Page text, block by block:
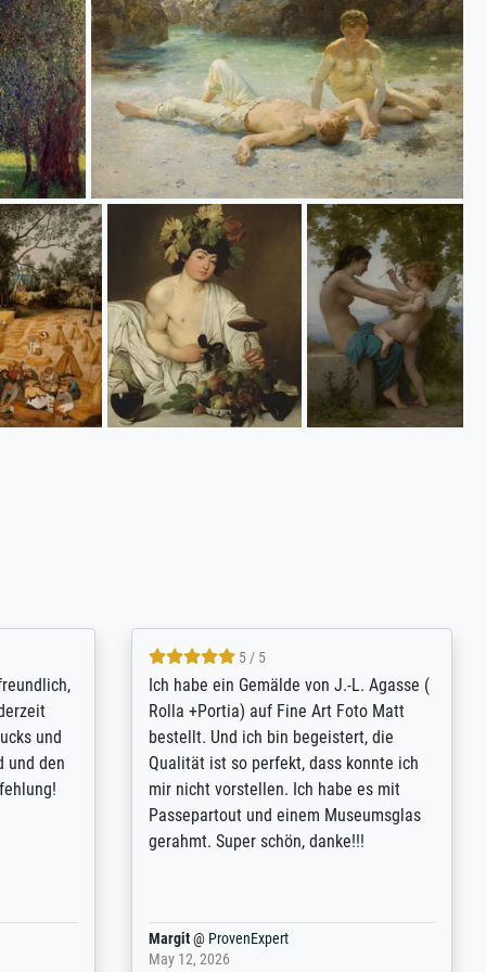
is
go-to
on -
4.8 / 5
Qualité absolument irréprochable.
Extraordinaire diversité des thèmes
abordés et personnalisation des
demandes (recadrage, réajustement des
couleurs). Relation clientèle parfaite.
Transport, réception sans aucun
problème. Merci à toute l'équipe ! Hervé
Anonym@ProvenExpert
March 31, 2025